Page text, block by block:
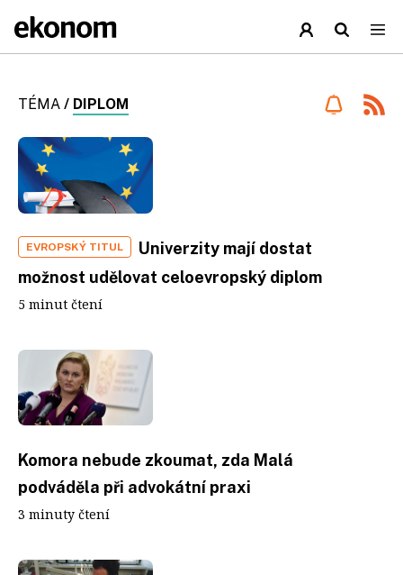
TÉMA / DIPLOM
EVROPSKÝ TITUL
Univerzity mají dostat
možnost udělovat celoevropský diplom
5 minut čtení
Komora nebude zkoumat, zda Malá
podváděla při advokátní praxi
3 minuty čtení